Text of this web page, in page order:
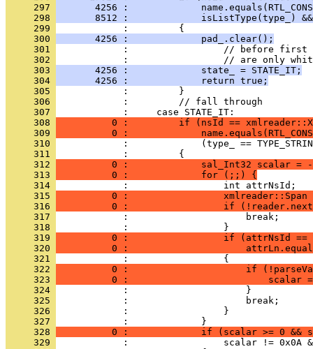
     297
4256 :
     298
8512 :             isListType(type_)
     299
     300
       4256 :             pad_.clear();
     301
     302
     303
       4256 :             state_ = STATE_IT;
     304
       4256 :             return true;
     305
     306
     307
     308
0 :         if (nsId ==
     309
0 :
     310
     311
     312
0 :             sal_Int32 scalar =
     313
          0 :             for (;;) {
     314
     315
0 :                 xmlreader::Span
     316
0 :                 if
     317
     318
     319
0 :                 if (attrNsId
     320
0 :
     321
     322
0 :                     if
     323
0 :                         scalar
     324
     325
     326
     327
     328
0 :             if (scalar >= 0 &&
     329